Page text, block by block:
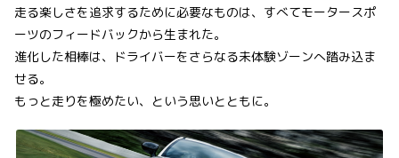
走る楽しさを追求するために必要なものは、すべてモータースポ
ーツのフィードバックから生まれた。
進化した相棒は、ドライバーをさらなる未体験ゾーンへ踏み込ま
せる。
もっと走りを極めたい、という思いとともに。